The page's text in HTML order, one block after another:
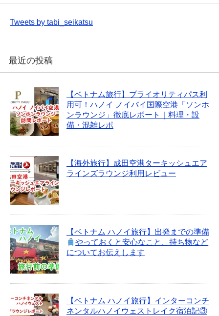
Tweets by tabi_seikatsu
最近の投稿
【ベトナム旅行】プライオリティパス利
用可！ハノイ ノイバイ国際空港「ソンホ
ンラウンジ」徹底レポート｜料理・設
備・混雑レポ
【海外旅行】成田空港ターキッシュエア
ラインズラウンジ利用レビュー
【ベトナム ハノイ旅行】出発までの準備
やっておくと安心なこと、持ち物など
についてお伝えします
【ベトナム ハノイ旅行】インターコンチ
ネンタルハノイウェストレイク宿泊記③